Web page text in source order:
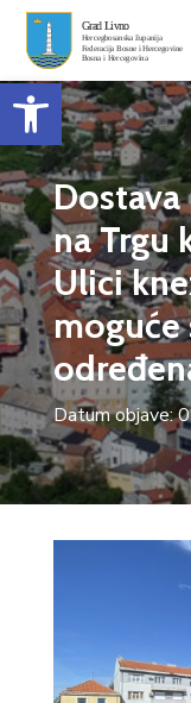
Open toolbar
na Trgu
Ulici
moguće
Datum objave: